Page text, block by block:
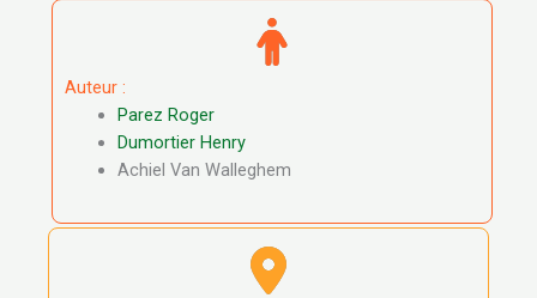
Auteur :
Parez Roger
Dumortier Henry
Achiel Van Walleghem